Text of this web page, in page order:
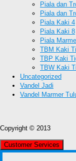
Piala dan
Piala dan
Piala Kaki 4
Piala Kaki 8
Piala
TBM Kaki
TBP Kaki
TBW Kaki
Uncategorized
Vandel Jadi
Vandel Marmer
Copyright © 2013
Customer Services